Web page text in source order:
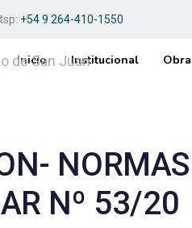
+54 9 264-410-1550
Inicio Institucional
Nº 53/20